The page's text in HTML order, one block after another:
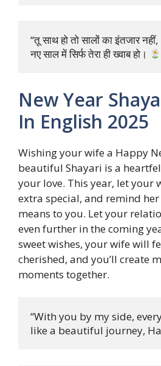
“तू साथ हो तो सालों का इंतजार नहीं,
नए साल में सिर्फ तेरा ही ख्वाब हो।
New Year
In English 2025
Wishing your wife a Happy
beautiful Shayari is a
your love. This year, let your
extra special, and remind
means to you. Let your
even further in the coming
sweet wishes, your wife will
cherished, and you’ll create
moments together.
“With you by my side,
like a beautiful journey,